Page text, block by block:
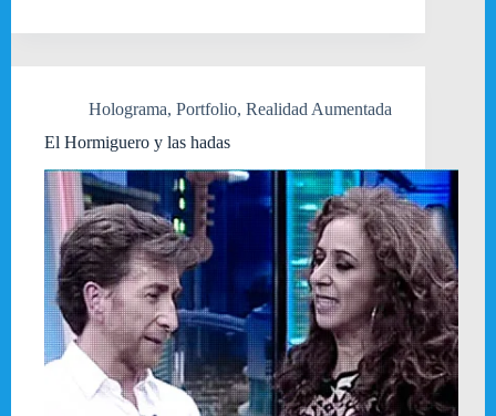
Holograma, Portfolio, Realidad Aumentada
El Hormiguero y las hadas